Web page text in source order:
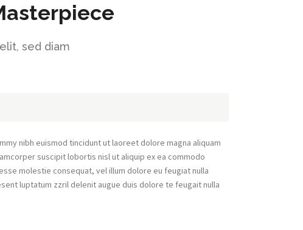
sed diam
nibh euismod tincidunt ut laoreet dolore magna aliquam
suscipit lobortis nisl ut aliquip ex ea commodo
molestie consequat, vel illum dolore eu feugiat nulla
luptatum zzril delenit augue duis dolore te feugait nulla